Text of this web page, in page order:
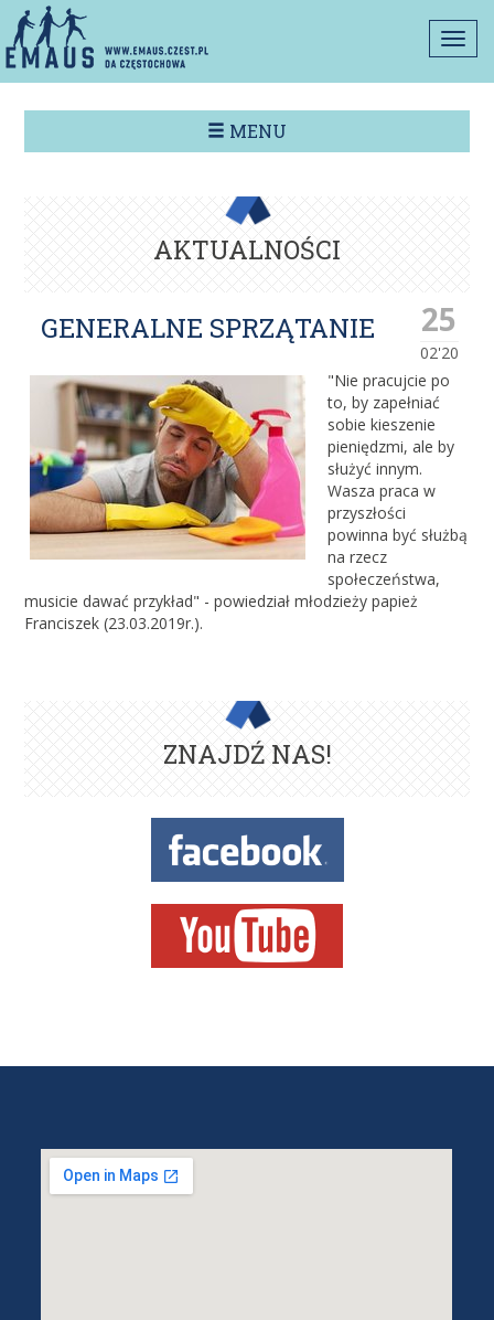
MENU
AKTUALNOŚCI
GENERALNE SPRZĄTANIE 25
02'20
"Nie pracujcie po
to, by zapełniać
sobie kieszenie
pieniędzmi, ale by
służyć innym.
Wasza praca w
przyszłości
powinna być służbą
na rzecz
społeczeństwa,
musicie dawać przykład" - powiedział młodzieży papież
Franciszek (23.03.2019r.).
ZNAJDŹ NAS!